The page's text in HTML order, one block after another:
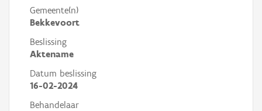
Gemeente(n)
Bekkevoort
Beslissing
Aktename
Datum beslissing
16-02-2024
Behandelaar